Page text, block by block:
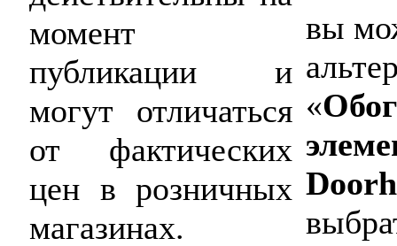
момент
публикации и
могут отличаться
от фактических
цен в розничных
магазинах.
вы
«